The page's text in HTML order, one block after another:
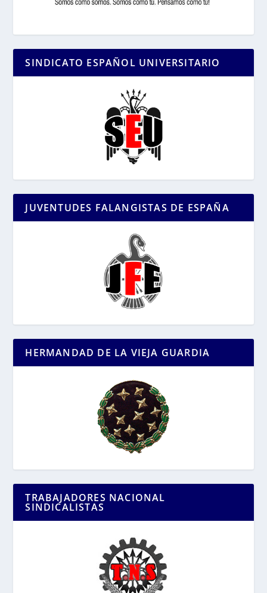
SINDICATO ESPAÑOL UNIVERSITARIO
JUVENTUDES FALANGISTAS DE ESPAÑA
HERMANDAD DE LA VIEJA GUARDIA
TRABAJADORES NACIONAL
SINDICALISTAS